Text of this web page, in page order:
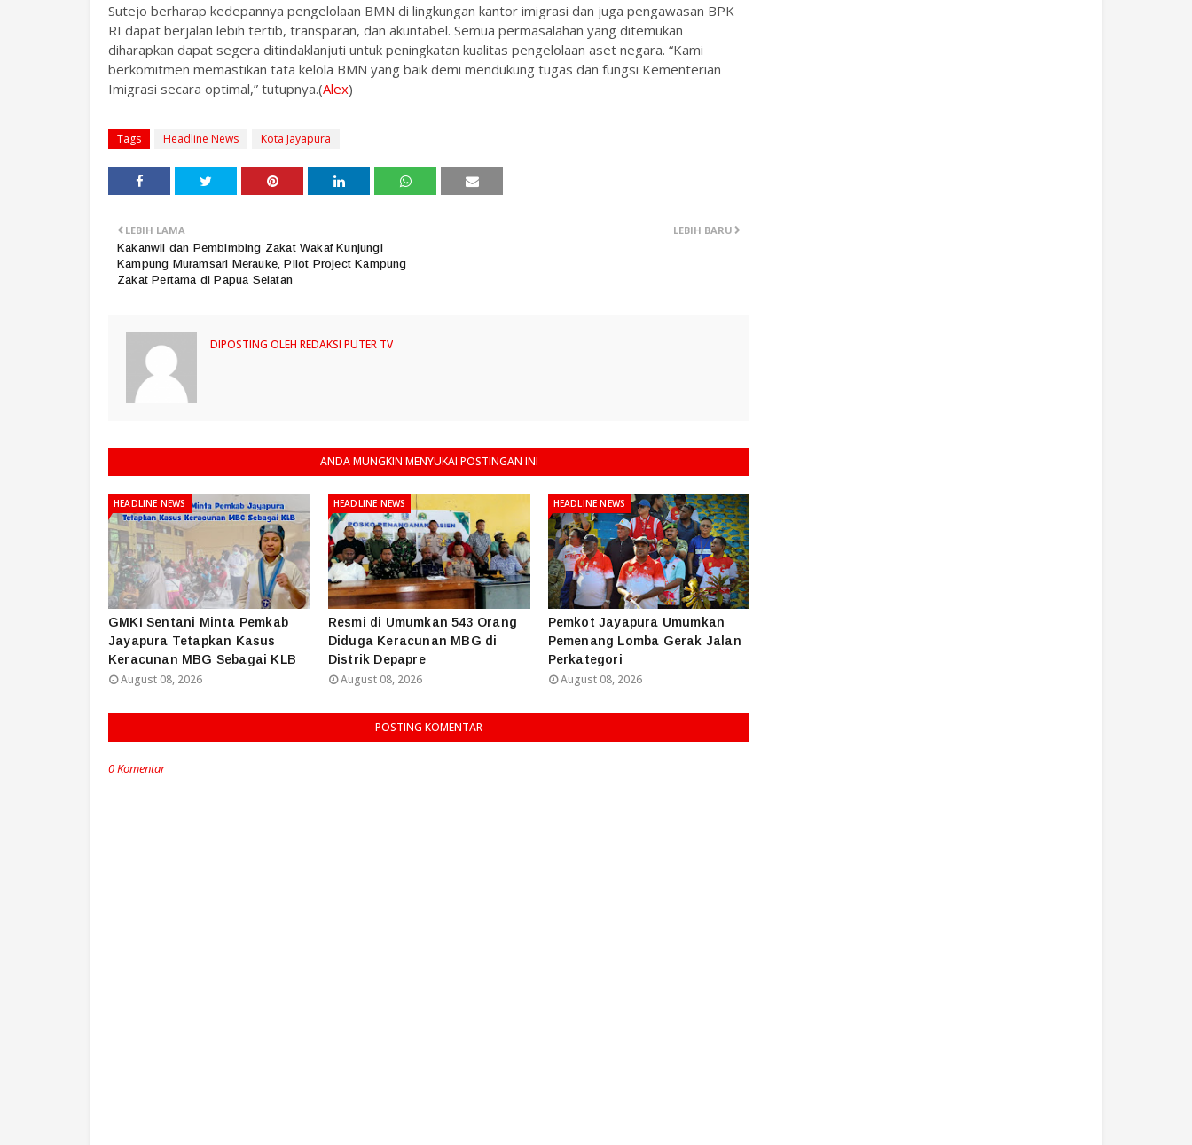
Sutejo berharap kedepannya pengelolaan BMN di lingkungan kantor imigrasi dan juga pengawasan BPK
RI dapat berjalan lebih tertib, transparan, dan akuntabel. Semua permasalahan yang ditemukan
diharapkan dapat segera ditindaklanjuti untuk peningkatan kualitas pengelolaan aset negara. “Kami
berkomitmen memastikan tata kelola BMN yang baik demi mendukung tugas dan fungsi Kementerian
Imigrasi secara optimal,” tutupnya.(Alex)
Tags Headline News Kota Jayapura
LEBIH BARU
LEBIH LAMA
Kakanwil dan Pembimbing Zakat Wakaf Kunjungi
Kampung Muramsari Merauke, Pilot Project Kampung
Zakat Pertama di Papua Selatan
DIPOSTING OLEH REDAKSI PUTER TV
ANDA MUNGKIN MENYUKAI POSTINGAN INI
HEADLINE NEWS
GMKI Sentani Minta Pemkab
Jayapura Tetapkan Kasus
Keracunan MBG Sebagai KLB
August 08, 2026
HEADLINE NEWS
Resmi di Umumkan 543 Orang
Diduga Keracunan MBG di
Distrik Depapre
August 08, 2026
HEADLINE NEWS
Pemkot Jayapura Umumkan
Pemenang Lomba Gerak Jalan
Perkategori
August 08, 2026
POSTING KOMENTAR
0 Komentar